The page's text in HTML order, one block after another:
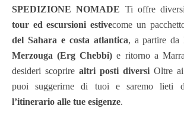
SPEDIZIONE NOMADE Ti offre
tour ed escursioni estivecome un
del Sahara e costa atlantica, a partire da
Merzouga (Erg Chebbi) e ritorno a
desideri scoprire altri posti diversi Oltre
puoi suggerirne di tuoi e saremo lieti
l’itinerario alle tue esigenze.